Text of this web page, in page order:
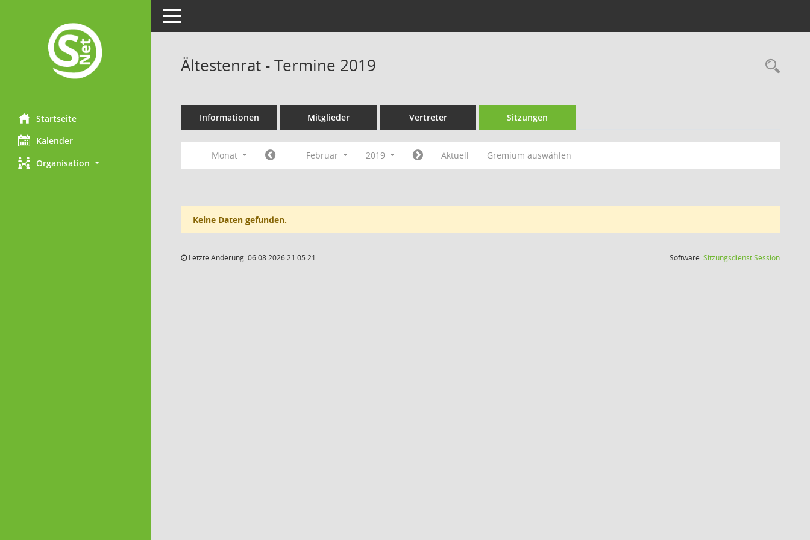
Startseite
Kalender
Organisation
Toggle navigation
Ältestenrat - Termine 2019
Informationen Mitglieder Vertreter Sitzungen
Monat Februar 2019 Aktuell Gremium auswählen
Keine Daten gefunden.
Letzte Änderung: 06.08.2026 21:05:21 Software:SitzungsdienstSession(Wird in